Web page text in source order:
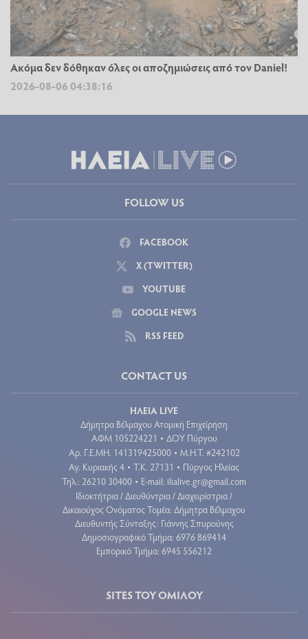
Ακόμα δεν δόθηκαν όλες οι αποζημιώσεις από τον Daniel!
2026-08-06 04:38:16
FOLLOW US
FACEBOOK
X (TWITTER)
YOUTUBE
GOOGLE NEWS
RSS FEED
CONTACT US
ΗΛΕΙΑ LIVE
Δήμητρα Βέλμαχου Ατομική Επιχείρηση
ΑΦΜ 105224221 • ΔΟΥ Πύργου
Aρ. Γ.Ε.ΜΗ. 141319425000 • Μ.Η.Τ. #242102
Αγ. Κυριακής 4 • Τ.Κ. 27131 • Πύργος Ηλείας
Τηλ.: 26210 30400 • E-mail: ilialive.gr@gmail.com
Ιδιοκτήτρια / Διευθύντρια / Διαχειρίστρια /
Δικαιούχος Ονόματος Τομέα: Δήμητρα Βέλμαχου
Διευθυντής Σύνταξης: Γιάννης Σπυρούνης
Δημοσιογραφικό Τμήμα: 6976 869414
Εμπορικό Τμήμα: 6945 556212
SITES ΤΟΥ ΟΜΙΛΟΥ